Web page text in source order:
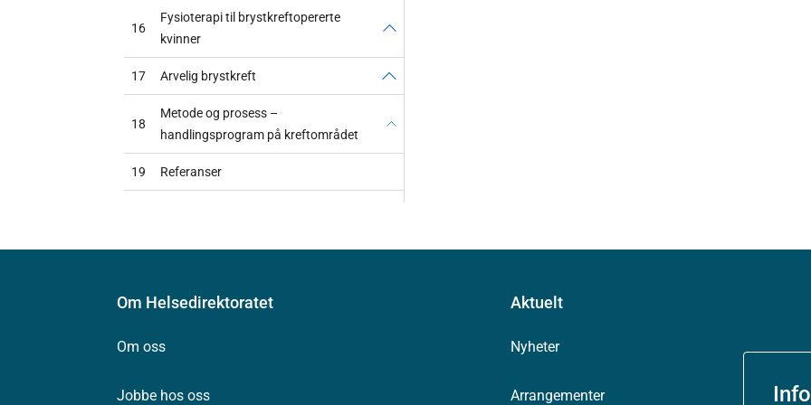
16
Fysioterapi til brystkreftopererte
kvinner
17 Arvelig brystkreft
18
Metode og prosess –
handlingsprogram på kreftområdet
19 Referanser
Om Helsedirektoratet
Om oss
Jobbe hos oss
Aktuelt
Nyheter
Arrangementer